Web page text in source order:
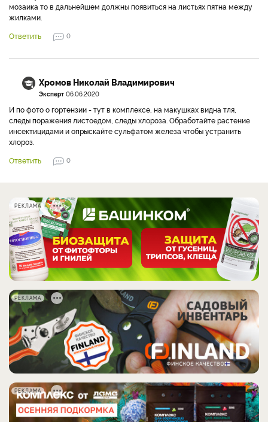
мозаика то в дальнейшем должны появиться на листьях пятна между
жилками.
Ответить
0
Хромов Николай Владимирович
Эксперт 06.06.2020
И по фото о гортензии - тут в комплексе, на макушках видна тля,
следы поражения листоедом, следы хлороза. Обработайте растение
инсектицидами и опрыскайте сульфатом железа чтобы устранить
хлороз.
Ответить
0
РЕКЛАМА
РЕКЛАМА
РЕКЛАМА